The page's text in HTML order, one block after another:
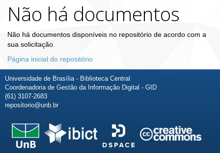
Não há documentos
Não há documentos disponíveis no repositório de acordo com a
sua solicitação.
Página inicial do repositório
Universidade de Brasília - Biblioteca Central
Coordenadoria de Gestão da Informação Digital - GID
(61) 3107-2683
repositorio@unb.br